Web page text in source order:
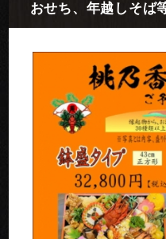
おせち、年越しそば